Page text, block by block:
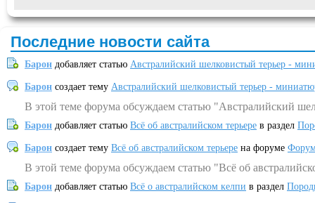
Последние новости сайта
Барон добавляет статью Австралийский шелковистый терьер -
Барон создает тему Австралийский шелковистый терьер -
В этой теме форума обсуждаем статью "Австралийский
Барон добавляет статью Всё об австралийском терьере в раздел
Барон создает тему Всё об австралийском терьере на форуме
В этой теме форума обсуждаем статью "Всё об
Барон добавляет статью Всё о австралийском келпи в раздел